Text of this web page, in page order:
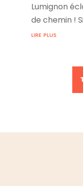
Lumignon
de chemin !
lire plus